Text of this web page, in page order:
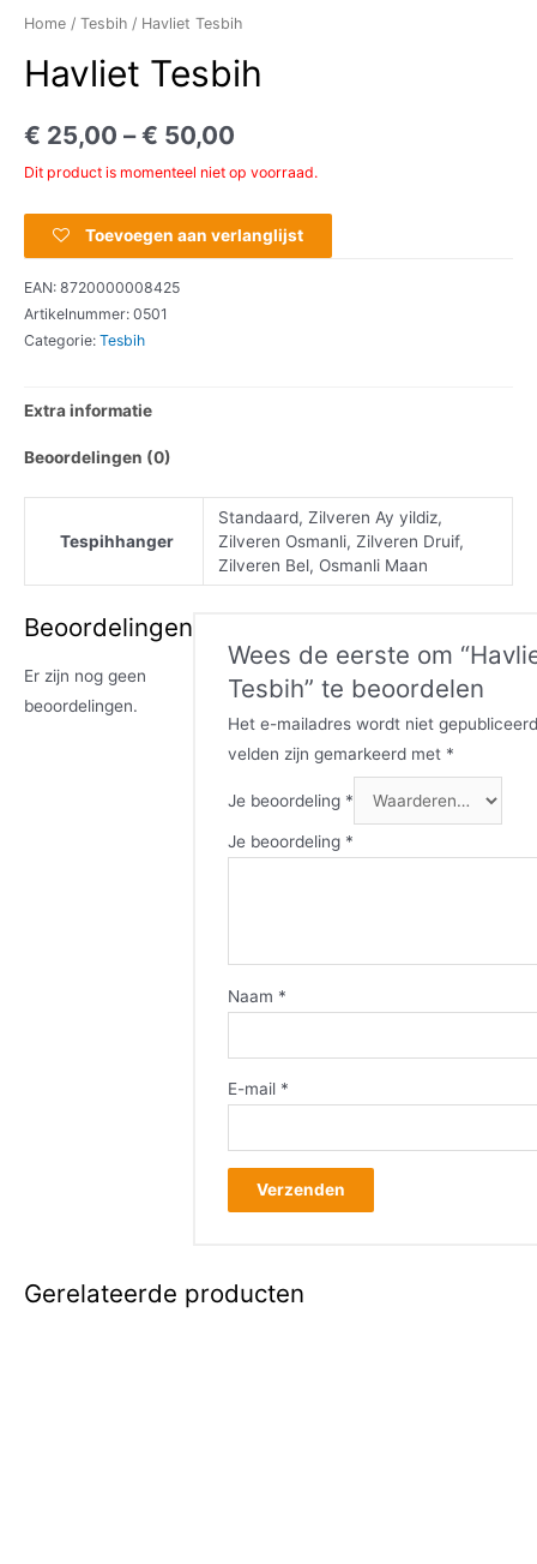
Home / Tesbih / Havliet Tesbih
Havliet Tesbih
€ 25,00 –€ 50,00
Dit product is momenteel niet op voorraad.
Toevoegen aan verlanglijst
EAN: 8720000008425
Artikelnummer: 0501
Categorie: Tesbih
Extra informatie
Beoordelingen (0)
Tespihhanger
Standaard, Zilveren Ay yildiz,
Zilveren Osmanli, Zilveren Druif,
Zilveren Bel, Osmanli Maan
Beoordelingen
Er zijn nog geen
beoordelingen.
Wees de eerste om
Tesbih” te beoordelen
Het e-mailadres wordt niet
velden zijn gemarkeerd met *
Je beoordeling *
Je beoordeling *
Naam *
E-mail *
Gerelateerde producten